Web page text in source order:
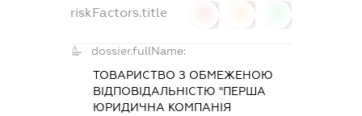
riskFactors.title
dossier.fullName:
ТОВАРИСТВО З ОБМЕЖЕНОЮ
ВІДПОВІДАЛЬНІСТЮ "ПЕРША
ЮРИДИЧНА КОМПАНІЯ